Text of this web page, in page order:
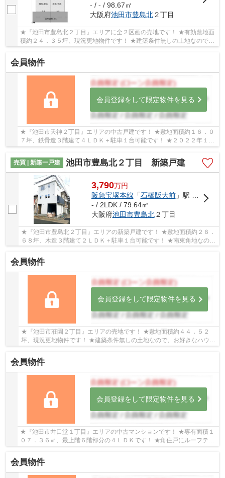
- / - / 98.67㎡
大阪府池田市豊島北２丁目
★『池田市豊島北２丁目』エリアに全２区画の売地です！ ★有効敷地面
積約２４．３５坪、現況更地物件です！ ★建築条件無しの土地なので、
会員物件
会員登録をして限定物件を見る
★『池田市天神２丁目』エリアの中古戸建です！ ★敷地面積約１６．０
７坪、鉄骨造３階建て４ＬＤＫ＋駐車１台可能です！ ★２０２２年１月
に外壁・屋根塗装工事済みです！ ★２０２６年３...
売買 | 新築一戸建
池田市豊島北２丁目 新築戸建
3,790万円
阪急宝塚本線 「石橋阪大前」駅 徒歩14分
- / 2LDK / 79.64㎡
大阪府池田市豊島北２丁目
★『池田市豊島北２丁目』エリアの新築戸建です！ ★敷地面積約２６．
６８坪、木造３階建て２ＬＤＫ＋駐車１台可能です！ ★南東角地なので
会員物件
会員登録をして限定物件を見る
★『池田市荘園２丁目』エリアの売地です！ ★敷地面積約４４．５２
坪、現況更地物件です！ ★建築条件無しの土地なので、お好きなハウス
会員物件
会員登録をして限定物件を見る
★『池田市井口堂１丁目』エリアの中古マンションです！ ★専有面積１
０７．３６㎡、最上階６階部分の４ＬＤＫです！ ★角住戸にルーフテラ
会員物件